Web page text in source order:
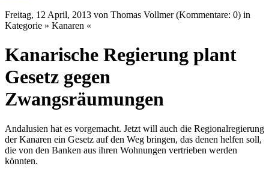
Freitag, 12 April, 2013 von Thomas Vollmer (Kommentare: 0) in
Kategorie » Kanaren «
Kanarische Regierung plant
Gesetz gegen
Zwangsräumungen
Andalusien hat es vorgemacht. Jetzt will auch die Regionalregierung
der Kanaren ein Gesetz auf den Weg bringen, das denen helfen soll,
die von den Banken aus ihren Wohnungen vertrieben werden
könnten.